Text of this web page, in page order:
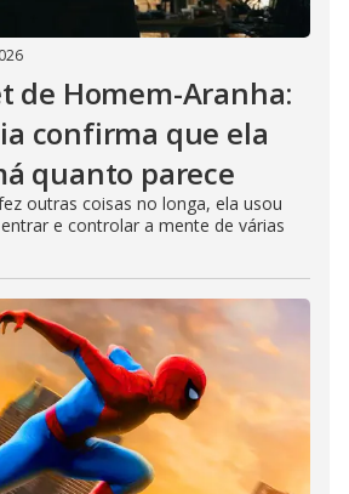
de Homem-Aranha:
confirma que ela
quanto parece
outras coisas no longa, ela usou
e controlar a mente de várias